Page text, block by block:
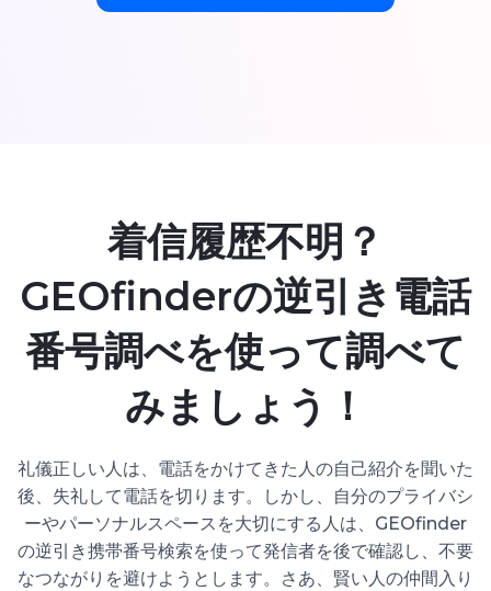
着信履歴不明？
GEOfinderの逆引き電話
番号調べを使って調べて
みましょう！
礼儀正しい人は、電話をかけてきた人の自己紹介を聞いた
後、失礼して電話を切ります。しかし、自分のプライバシ
ーやパーソナルスペースを大切にする人は、GEOfinder
の逆引き携帯番号検索を使って発信者を後で確認し、不要
なつながりを避けようとします。さあ、賢い人の仲間入り